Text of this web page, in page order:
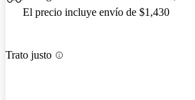
El precio incluye envío de $1,430
Trato justo